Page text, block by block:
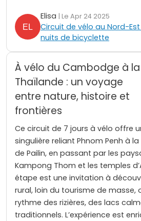
Elisa | Le Apr 24 2025
Circuit de vélo au Nord-
nuits de bicyclette
À vélo du Cambodge à la
Thaïlande : un voyage
entre nature, histoire et
frontières
Ce circuit de 7 jours à vélo offre
singulière reliant Phnom Penh à
de Pailin, en passant par les
Kampong Thom et les temples
étape est une invitation à
rural, loin du tourisme de masse,
rythme des rizières, des lacs
traditionnels. L’expérience est